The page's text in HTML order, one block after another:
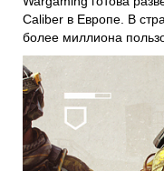
Caliber в Европе. В
более миллиона